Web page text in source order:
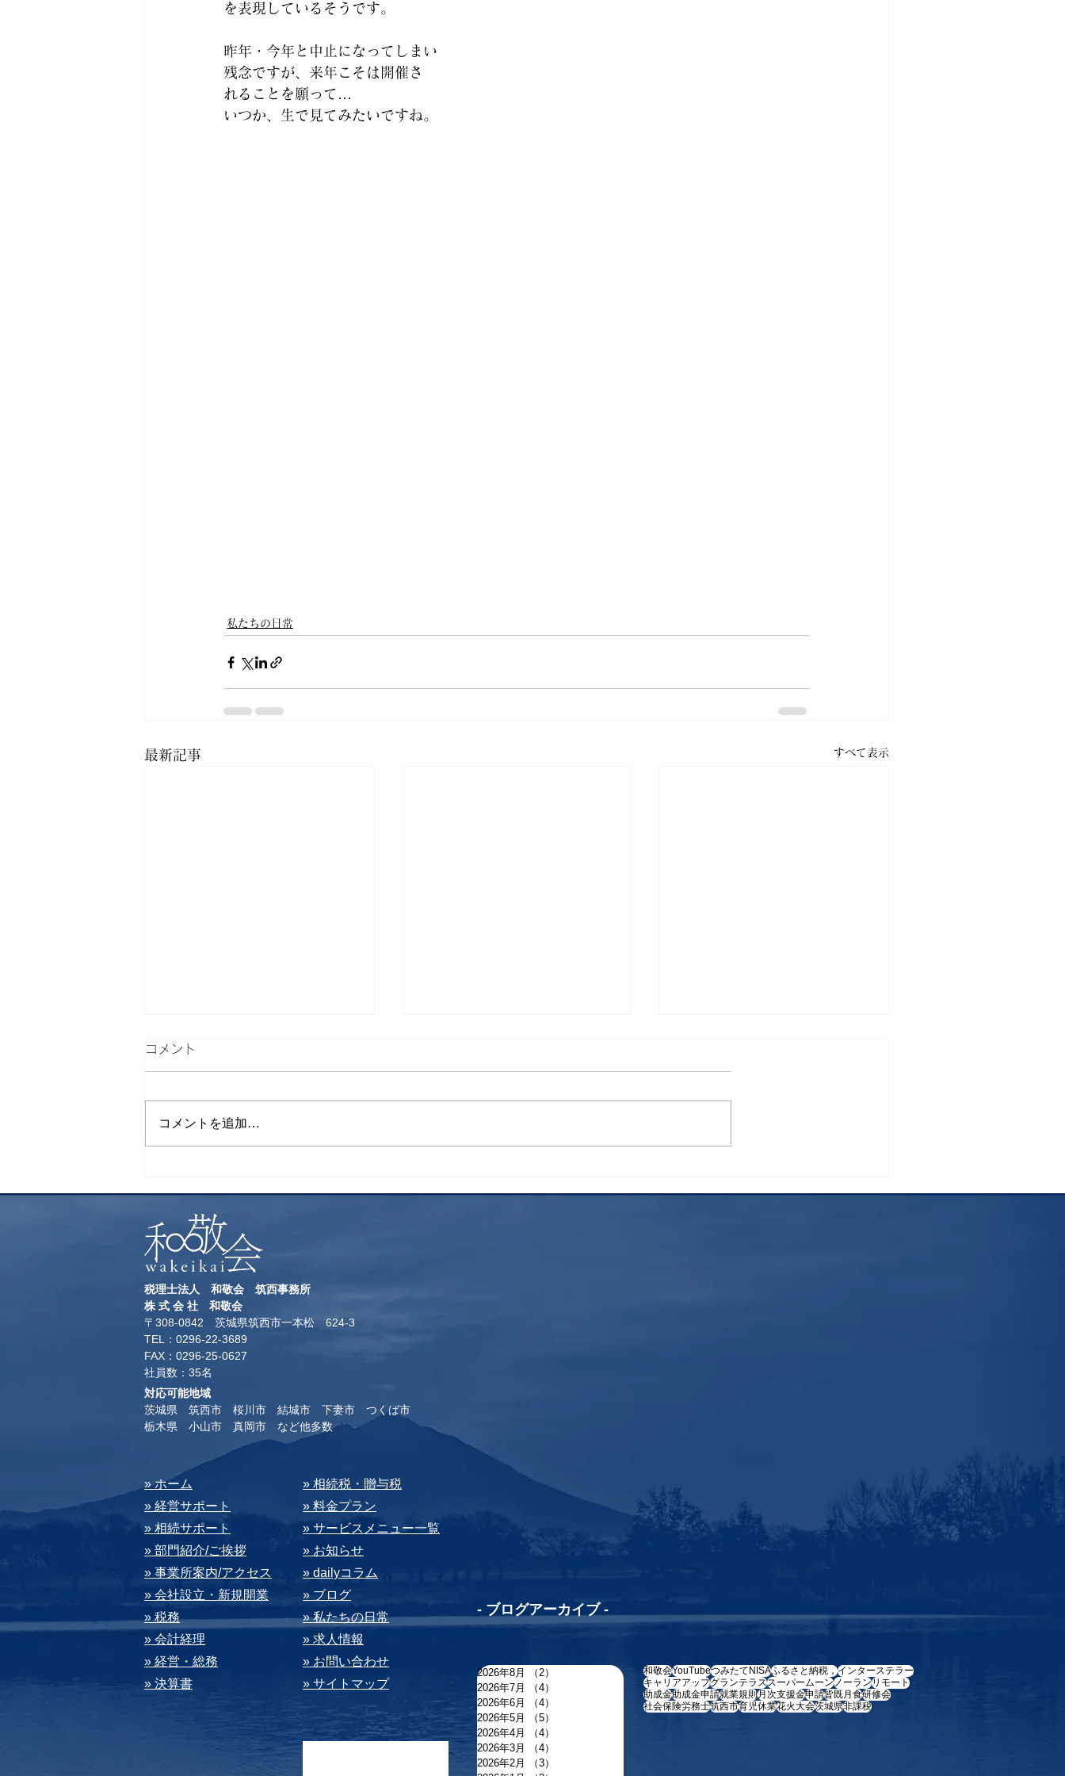
を表現しているそうです。
昨年・今年と中止になってしまい
残念ですが、来年こそは開催さ
れることを願って…
いつか、生で見てみたいですね。
私たちの日常
最新記事 すべて表示
コメント
コメントを追加…
対応可能地域
茨城県 筑西市 桜川市 結城市 下妻市 つくば市
​栃木県 小山市 真岡市 など他多数
-​ ブログアーカイブ -
2026年8月 （2）
2026年7月
（4）
2026年6月
（4）
2026年5月
（5）
2026年4月
（4）
2026年3月
（4）
2026年2月
（3）
和敬会YouTubeつみたてNISAふるさと納税，インターステラー
キャリアアップグランテラススーパームーンノーランリモート
助成金助成金申請就業規則月次支援金申請皆既月食研修会
社会保険労務士筑西市育児休業花火大会茨城県非課税
​» ホーム
» 経営サポート
» 相続サポート
» 部⾨紹介/ご挨拶
» 事業所案内/アクセス
» 会社設⽴・新規開業
» 税務
» 会計経理
» 経営・総務
» 決算書
​» 相続税・贈与税
» 料⾦プラン
» サービスメニュー⼀覧
» お知らせ
» dailyコラム
» ブログ
» 私たちの⽇常
» 求⼈情報
» お問い合わせ
» サイトマップ
税理士法人 和敬会 筑西事務所
​株 式 会 社 和敬会
〒308-0842 茨城県筑西市一本松 624-3
TEL：0296-22-3689
​FAX：0296-25-0627
​社員数：35名​